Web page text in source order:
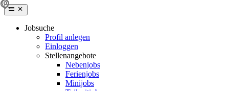
Jobsuche
Profil anlegen
Einloggen
Stellenangebote
Nebenjobs
Ferienjobs
Minijobs